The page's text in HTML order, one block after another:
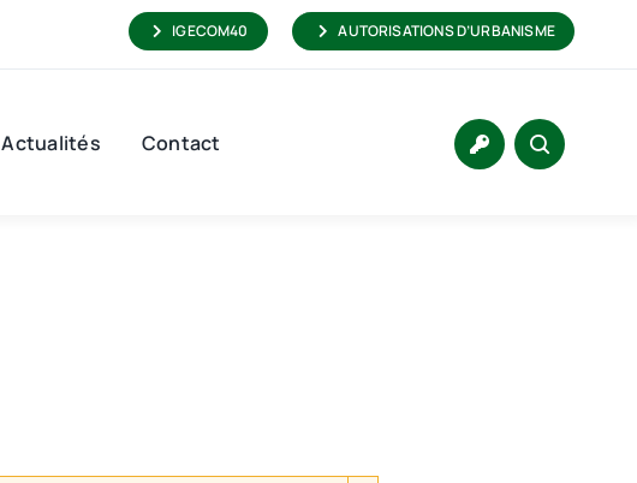
IGECOM40 AUTORISATIONS D’URBANISME
Actualités Contact